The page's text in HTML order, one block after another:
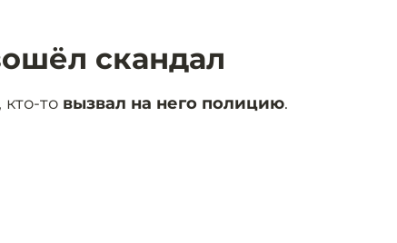
скандал
кто-то вызвал на него полицию.